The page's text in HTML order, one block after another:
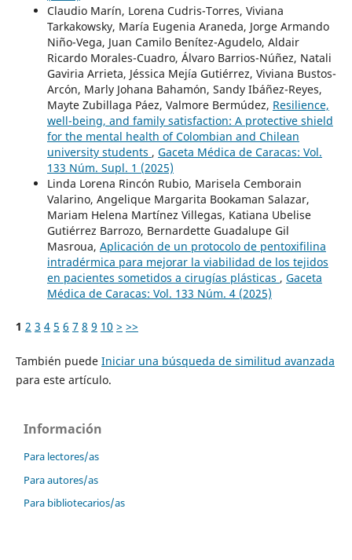
Claudio Marín, Lorena Cudris-Torres, Viviana
Tarkakowsky, María Eugenia Araneda, Jorge Armando
Niño-Vega, Juan Camilo Benítez-Agudelo, Aldair
Ricardo Morales-Cuadro, Álvaro Barrios-Núñez, Natali
Gaviria Arrieta, Jéssica Mejía Gutiérrez, Viviana Bustos-
Arcón, Marly Johana Bahamón, Sandy Ibáñez-Reyes,
Mayte Zubillaga Páez, Valmore Bermúdez, Resilience,
well-being, and family satisfaction: A protective shield
for the mental health of Colombian and Chilean
university students , Gaceta Médica de Caracas: Vol.
133 Núm. Supl. 1 (2025)
Linda Lorena Rincón Rubio, Marisela Cemborain
Valarino, Angelique Margarita Bookaman Salazar,
Mariam Helena Martínez Villegas, Katiana Ubelise
Gutiérrez Barrozo, Bernardette Guadalupe Gil
Masroua, Aplicación de un protocolo de pentoxifilina
intradérmica para mejorar la viabilidad de los tejidos
en pacientes sometidos a cirugías plásticas , Gaceta
Médica de Caracas: Vol. 133 Núm. 4 (2025)
1 2 3 4 5 6 7 8 9 10 > >>
También puede Iniciar una búsqueda de similitud avanzada
para este artículo.
Información
Para lectores/as
Para autores/as
Para bibliotecarios/as